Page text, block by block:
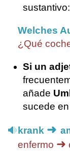
sustantivo:
Welches
¿Qué
Si un
añade
sucede
krank ➜
enfermo ➜